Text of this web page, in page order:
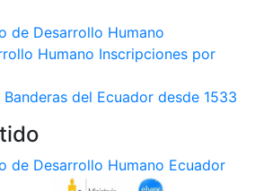
de Desarrollo Humano
Humano Inscripciones por
del Ecuador desde 1533
de Desarrollo Humano Ecuador